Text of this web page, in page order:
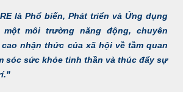
là Phổ biến, Phát triển và Ứng dụng
môi trường năng động, chuyên
nhận thức của xã hội về tầm quan
sóc sức khỏe tinh thần và thúc đẩy sự